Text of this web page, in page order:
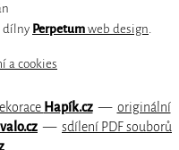
dílny Perpetum web design
a cookies
Hapík.cz— originální
— sdílení PDF souborů